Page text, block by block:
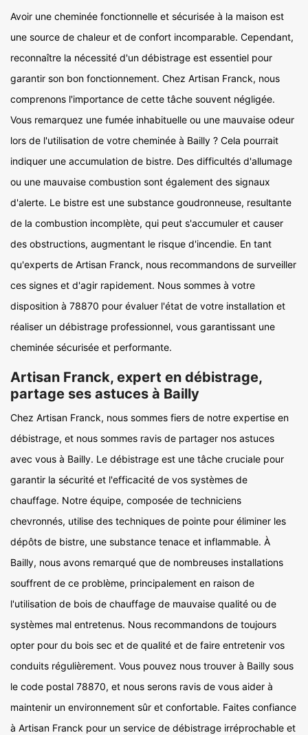
Avoir une cheminée fonctionnelle et sécurisée à la maison est
une source de chaleur et de confort incomparable. Cependant,
reconnaître la nécessité d'un débistrage est essentiel pour
garantir son bon fonctionnement. Chez Artisan Franck, nous
comprenons l'importance de cette tâche souvent négligée.
Vous remarquez une fumée inhabituelle ou une mauvaise odeur
lors de l'utilisation de votre cheminée à Bailly ? Cela pourrait
indiquer une accumulation de bistre. Des difficultés d'allumage
ou une mauvaise combustion sont également des signaux
d'alerte. Le bistre est une substance goudronneuse, resultante
de la combustion incomplète, qui peut s'accumuler et causer
des obstructions, augmentant le risque d'incendie. En tant
qu'experts de Artisan Franck, nous recommandons de surveiller
ces signes et d'agir rapidement. Nous sommes à votre
disposition à 78870 pour évaluer l'état de votre installation et
réaliser un débistrage professionnel, vous garantissant une
cheminée sécurisée et performante.
Artisan Franck, expert en débistrage,
partage ses astuces à Bailly
Chez Artisan Franck, nous sommes fiers de notre expertise en
débistrage, et nous sommes ravis de partager nos astuces
avec vous à Bailly. Le débistrage est une tâche cruciale pour
garantir la sécurité et l'efficacité de vos systèmes de
chauffage. Notre équipe, composée de techniciens
chevronnés, utilise des techniques de pointe pour éliminer les
dépôts de bistre, une substance tenace et inflammable. À
Bailly, nous avons remarqué que de nombreuses installations
souffrent de ce problème, principalement en raison de
l'utilisation de bois de chauffage de mauvaise qualité ou de
systèmes mal entretenus. Nous recommandons de toujours
opter pour du bois sec et de qualité et de faire entretenir vos
conduits régulièrement. Vous pouvez nous trouver à Bailly sous
le code postal 78870, et nous serons ravis de vous aider à
maintenir un environnement sûr et confortable. Faites confiance
à Artisan Franck pour un service de débistrage irréprochable et